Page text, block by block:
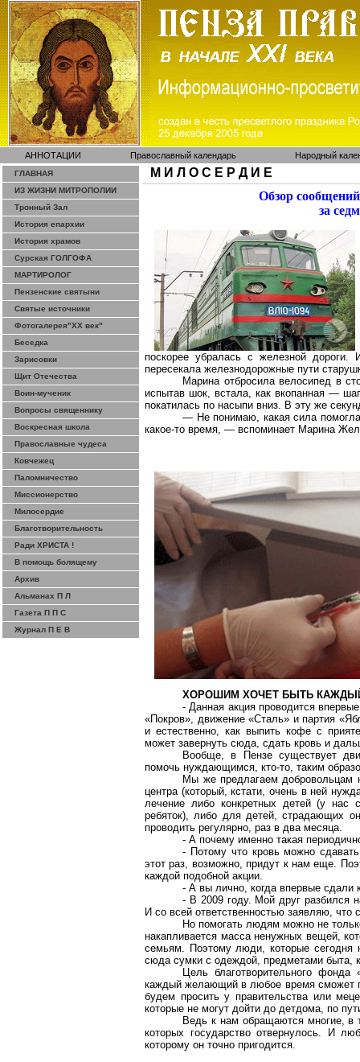
АННОТАЦИИ Православный календарь Народный
ГЛАВНАЯ
ИЗ ЖИЗНИ МИТРОПОЛИИ
Тронный Зал
История епархии
История храмов
Сурская ГОЛГОФА
МАРТИРОЛОГ
Пензенские святыни
Святые источники
Фотогалерея"ХХ век"
Беседка
Зарисовки
Щит Отечества
Воин-мученик
Вопросы священнику
Воскресная школа
Православные чудеса
Ковчежец
Паломничество
Миссионерство
Милосердие
Благотворительность
Ради ХРИСТА !
В помощь болящему
Архив
Альманах П Л
Газета П П С
Журнал П Е В
М И Л О С Е Р Д И Е
Обзор
за
поскорее убралась с железной
пересекала железнодорожные пути
Марина отбросила велосипед в
испытав шок, встала, как вкопанная —
покатилась по насыпи вниз. В эту же
— Не понимаю, какая сила
какое-то время, — вспоминает Марина
ХОРОШИМ ХОЧЕТ БЫТЬ
- Данная акция проводится
«Покров», движение «Сталь» и партия
и естественно, как выпить кофе с
может завернуть сюда, сдать кровь и
Вообще, в Пензе существует
помочь нуждающимся, кто-то, таким
Мы же предлагаем добровольцам
центра (который, кстати, очень в ней
лечение либо конкретных детей (у нас
ребяток), либо для детей, страдающих
проводить регулярно, раз в два месяца.
- А почему именно такая
- Потому что кровь можно
этот раз, возможно, придут к нам еще.
каждой подобной акции.
- А вы лично, когда впервые сдали
- В 2009 году. Мой друг разбился
И со всей ответственностью заявляю, что
Но помогать людям можно не
накапливается масса ненужных вещей,
семьям. Поэтому люди, которые сегодня
сюда сумки с одеждой, предметами быта,
Цель благотворительного
каждый желающий в любое время сможет
будем просить у правительства или
которые не могут дойти до детдома, по
Ведь к нам обращаются многие, в
которых государство отвернулось. И
которому он точно пригодится.